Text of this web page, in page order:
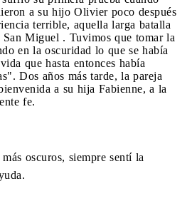
a su hijo Olivier poco después
terrible, aquella larga batalla
Miguel . Tuvimos que tomar la
en la oscuridad lo que se había
que hasta entonces había
Dos años más tarde, la pareja
a su hija Fabienne, a la
fe.
oscuros, siempre sentí la